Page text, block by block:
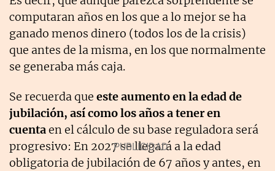
computaran años en los que a lo mejor se ha
ganado menos dinero (todos los de la crisis)
que antes de la misma, en los que normalmente
se generaba más caja.
Se recuerda que este aumento en la edad de
jubilación, así como los años a tener en
cuentaen el cálculo de su base reguladora será
progresivo: En 2027 se llegará a la edad
obligatoria de jubilación de 67 años y antes, en